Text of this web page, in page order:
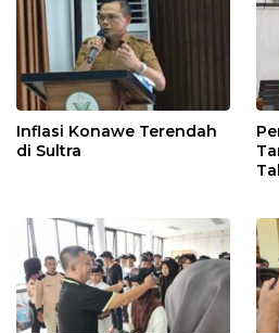
Inflasi Konawe Terendah
di Sultra